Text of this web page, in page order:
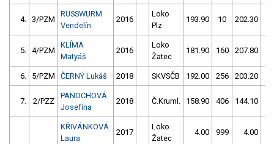
4. 3/PZM
RUSSWURM
Vendelín
2016
Loko
Plz
193.90 10 202.30
5. 4/PZM
KLÍMA
Matyáš
2016
Loko
Žatec
181.90 160 207.80
6. 5/PZM ČERNÝ Lukáš 2018 SKVSČB 192.00 256 203.20
7. 2/PZZ
PANOCHOVÁ
Josefína
2018 Č.Kruml. 158.90 406 144.10
KŘIVÁNKOVÁ
Laura
2017
Loko
Žatec
4.00 999 4.00